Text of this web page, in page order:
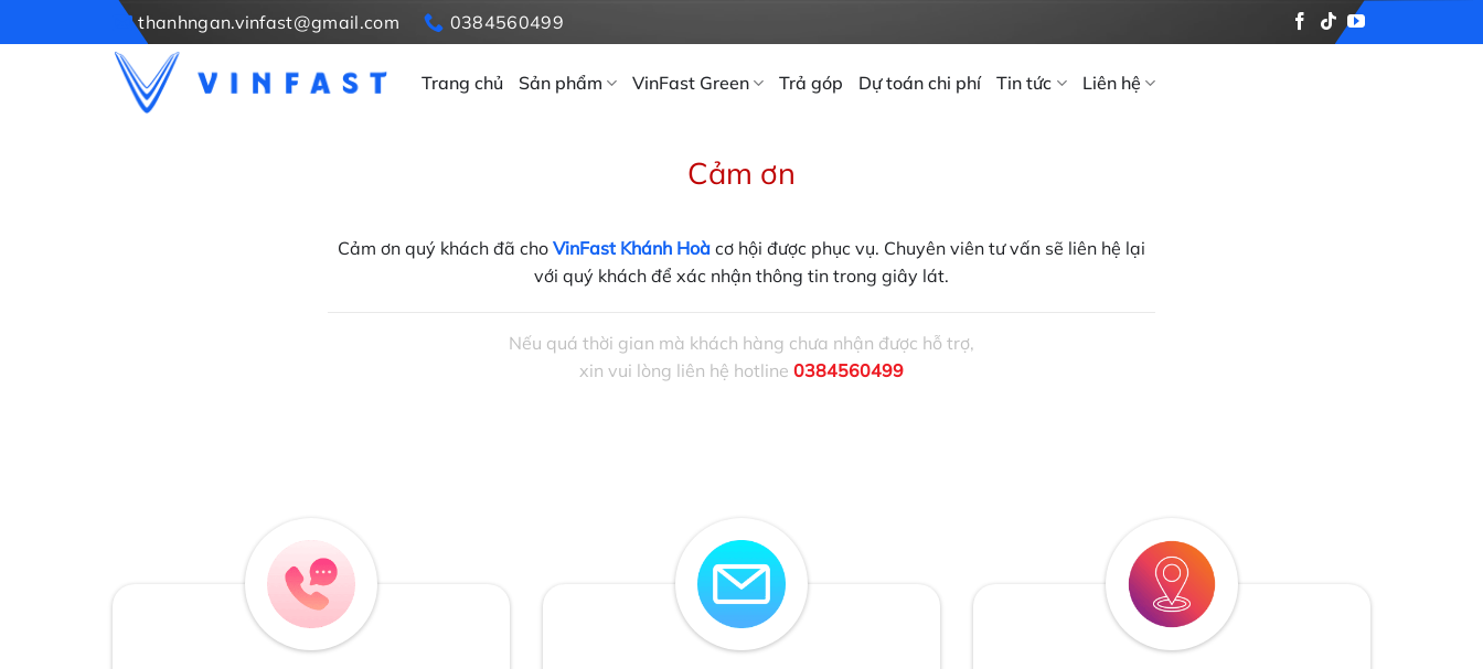
qua
thanhngan.vinfast@gmail.com 0384560499
Trang chủ Sản phẩm VinFast Green Trả góp Dự toán chi phí Tin tức Liên hệ
Cảm ơn
Cảm ơn quý khách đã cho VinFast Khánh Hoà cơ hội được phục vụ. Chuyên viên tư vấn sẽ liên hệ lại
với quý khách để xác nhận thông tin trong giây lát.
Nếu quá thời gian mà khách hàng chưa nhận được hỗ trợ,
xin vui lòng liên hệ hotline 0384560499